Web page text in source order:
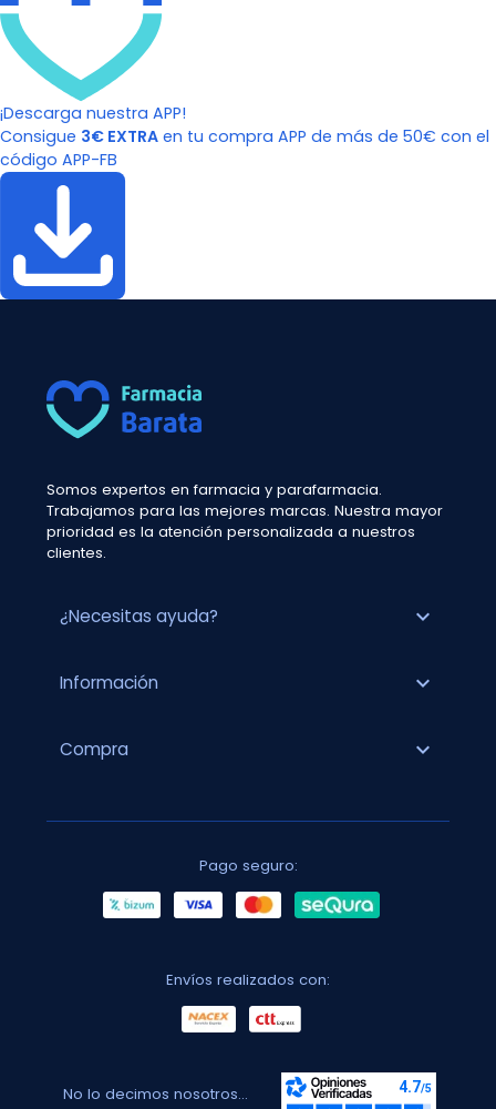
¡Descarga nuestra APP!
Consigue 3€ EXTRA en tu compra APP de más de 50€ con el
código APP-FB
Somos expertos en farmacia y parafarmacia.
Trabajamos para las mejores marcas. Nuestra mayor
prioridad es la atención personalizada a nuestros
clientes.
¿Necesitas ayuda? expand_more
Información expand_more
Compra expand_more
Pago seguro:
Envíos realizados con:
No lo decimos nosotros...